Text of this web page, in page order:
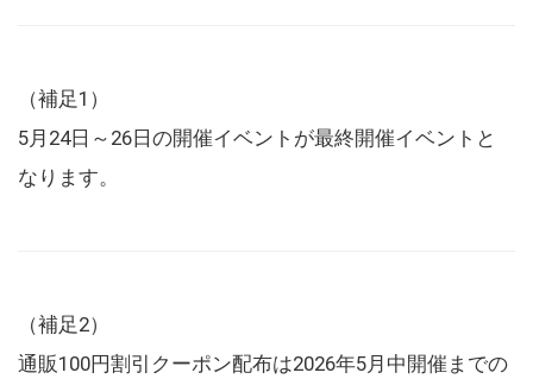
（補足1）
5月24日～26日の開催イベントが最終開催イベントと
なります。
（補足2）
通販100円割引クーポン配布は2026年5月中開催までの